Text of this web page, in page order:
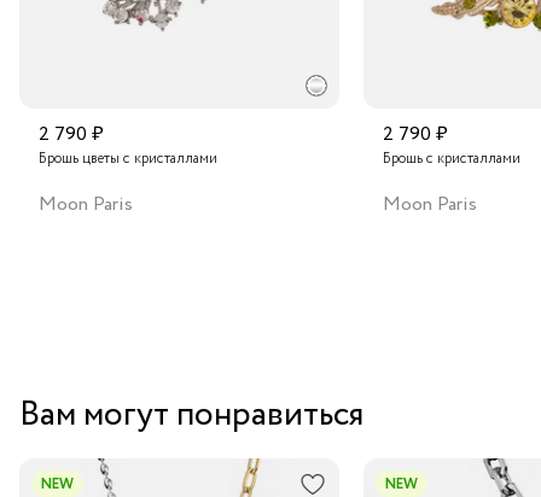
2 790 ₽
Брошь цветы с кристаллами
Moon Paris
2 790 ₽
Брошь с кристаллами
Moon Paris
Вам могут понравиться
NEW NEW